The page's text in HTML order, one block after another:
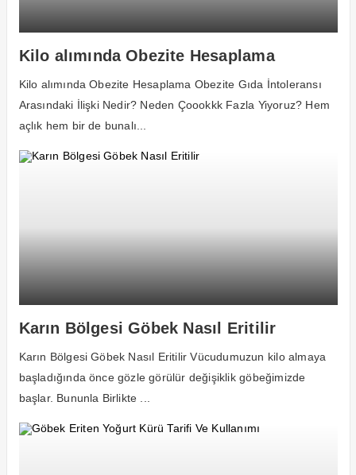
Kilo alımında Obezite Hesaplama
Kilo alımında Obezite Hesaplama Obezite Gıda İntoleransı
Arasındaki İlişki Nedir? Neden Çoookkk Fazla Yiyoruz? Hem
açlık hem bir de bunalı...
Karın Bölgesi Göbek Nasıl Eritilir
Karın Bölgesi Göbek Nasıl Eritilir Vücudumuzun kilo almaya
başladığında önce gözle görülür değişiklik göbeğimizde
başlar. Bununla Birlikte ...